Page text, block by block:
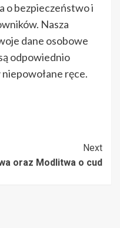
o bezpieczeństwo i
Nasza
dane osobowe
odpowiednio
ręce.
Next
oraz Modlitwa o cud